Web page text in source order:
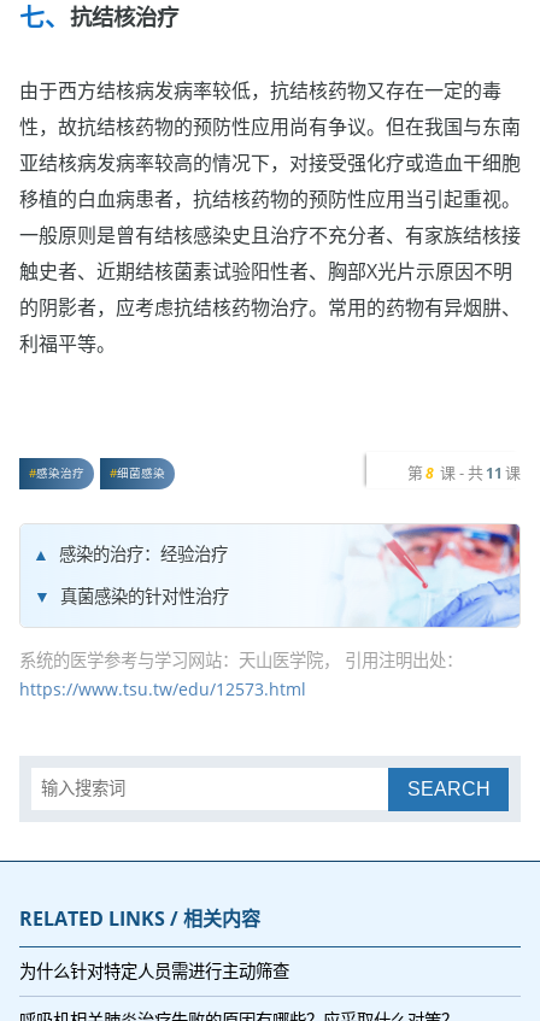
抗结核治疗
由于西方结核病发病率较低，抗结核药物又存在一定的毒
性，故抗结核药物的预防性应用尚有争议。但在我国与东南
亚结核病发病率较高的情况下，对接受强化疗或造血干细胞
移植的白血病患者，抗结核药物的预防性应用当引起重视。
一般原则是曾有结核感染史且治疗不充分者、有家族结核接
触史者、近期结核菌素试验阳性者、胸部X光片示原因不明
的阴影者，应考虑抗结核药物治疗。常用的药物有异烟肼、
利福平等。
感染治疗 细菌感染 第 8 课 - 共 11 课
感染的治疗：经验治疗
真菌感染的针对性治疗
系统的医学参考与学习网站：天山医学院， 引用注明出处：
https://www.tsu.tw/edu/12573.html
SEARCH
RELATED LINKS / 相关内容
为什么针对特定人员需进行主动筛查